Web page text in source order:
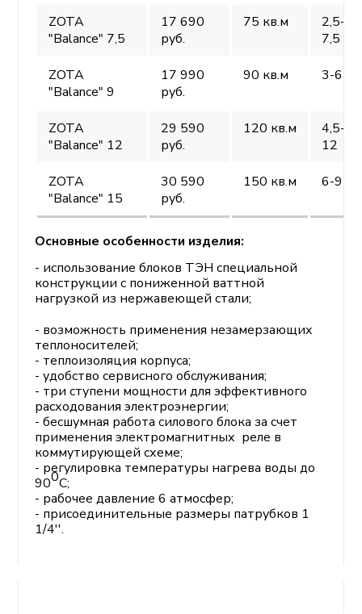
ZOTA
"Balance" 7,5
17 690
руб.
75 кв.м
2,5-5-
7,5
ZOTA
"Balance" 9
17 990
руб.
90 кв.м 3-6-9
ZOTA
"Balance" 12
29 590
руб.
120 кв.м
4,5-
12
ZOTA
"Balance" 15
30 590
руб.
150 кв.м 6-9-
Основные особенности изделия:
- использование блоков ТЭН специальной
конструкции с пониженной ваттной
нагрузкой из нержавеющей стали;
- возможность применения незамерзающих
теплоносителей;
- теплоизоляция корпуса;
- удобство сервисного обслуживания;
- три ступени мощности для эффективного
расходования электроэнергии;
- бесшумная работа силового блока за счет
применения электромагнитных реле в
коммутирующей схеме;
- регулировка температуры нагрева воды до
900С;
- рабочее давление 6 атмосфер;
- присоединительные размеры патрубков 1
1/4''.